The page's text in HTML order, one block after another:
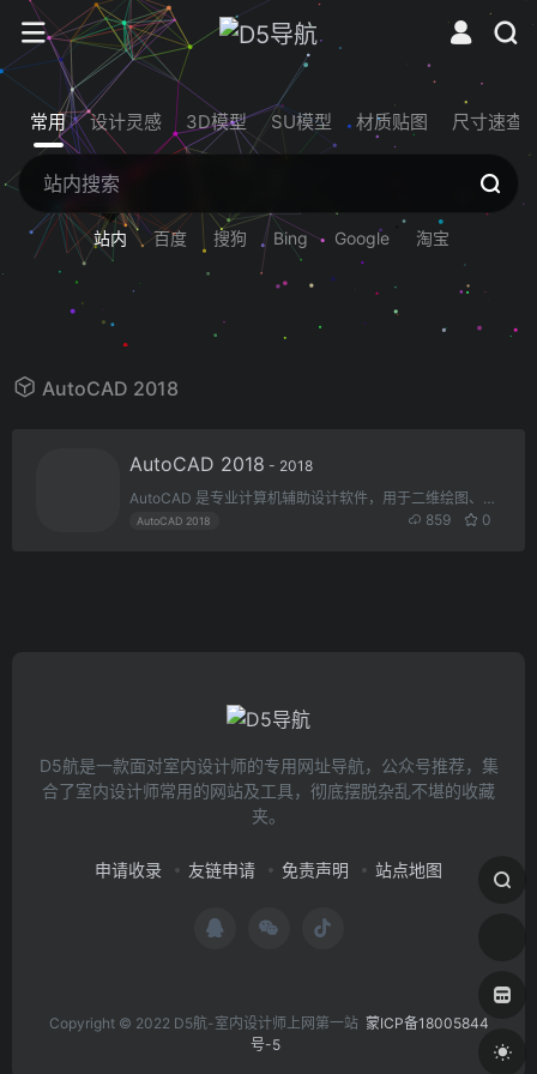
常用 设计灵感 3D模型 SU模型 材质贴图 尺寸速查
站内 百度 搜狗 Bing Google 淘宝
AutoCAD 2018
AutoCAD 2018 - 2018
AutoCAD 是专业计算机辅助设计软件，用于二维绘图、详细绘制、设计文档和基本三维设计，广泛应用于室内设计、机械设计、工业制图、工程制图、土木建筑、装饰装潢、服装加工等多个行业领域。
AutoCAD 2018 859 0
D5航是一款面对室内设计师的专用网址导航，公众号推荐，集
合了室内设计师常用的网站及工具，彻底摆脱杂乱不堪的收藏
夹。
申请收录 友链申请 免责声明 站点地图
Copyright © 2022 D5航-室内设计师上网第一站 蒙ICP备18005844
号-5